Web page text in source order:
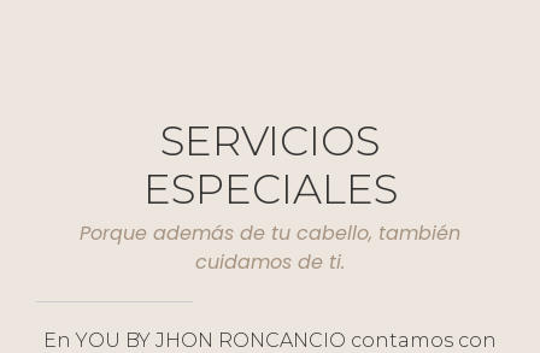
SERVICIOS
ESPECIALES
Porque además de tu cabello, también
cuidamos de ti.
En YOU BY JHON RONCANCIO contamos con